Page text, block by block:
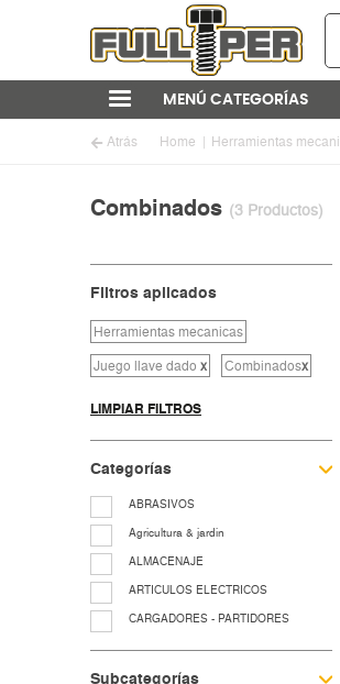
MENÚ CATEGORÍAS
Atrás Home Herramientas
Combinados (3 Productos)
Filtros aplicados
Herramientas mecanicas
Juego llave dado x Combinadosx
LIMPIAR FILTROS
Categorías
ABRASIVOS
Agricultura & jardin
ALMACENAJE
ARTICULOS ELECTRICOS
CARGADORES - PARTIDORES
CERRAJERIA
Cocina & menaje
Subcategorías